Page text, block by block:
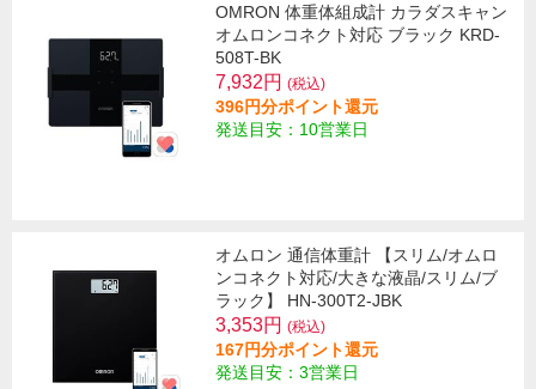
OMRON 体重体組成計 カラダスキャン
オムロンコネクト対応 ブラック KRD-
508T-BK
7,932円 (税込)
396円分ポイント還元
発送目安：10営業日
オムロン 通信体重計 【スリム/オムロ
ンコネクト対応/大きな液晶/スリム/ブ
ラック】 HN-300T2-JBK
3,353円 (税込)
167円分ポイント還元
発送目安：3営業日